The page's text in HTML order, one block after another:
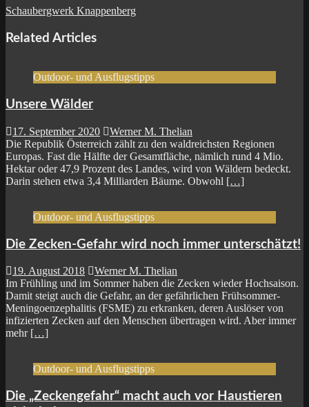
Schaubergwerk Knappenberg
Related Articles
Outdoor- und Ausflugstipps
Unsere Wälder
17. September 2020
Werner M. Thelian
Die Republik Österreich zählt zu den waldreichsten Regionen
Europas. Fast die Hälfte der Gesamtfläche, nämlich rund 4 Mio.
Hektar oder 47,9 Prozent des Landes, wird von Wäldern bedeckt.
Darin stehen etwa 3,4 Milliarden Bäume. Obwohl […]
Outdoor- und Ausflugstipps
Die Zecken-Gefahr wird noch immer unterschätzt!
19. August 2018
Werner M. Thelian
Im Frühling und im Sommer haben die Zecken wieder Hochsaison.
Damit steigt auch die Gefahr, an der gefährlichen Frühsommer-
Meningoenzephalitis (FSME) zu erkranken, deren Auslöser von
infizierten Zecken auf den Menschen übertragen wird. Aber immer
mehr […]
Outdoor- und Ausflugstipps
Die „Zeckengefahr“ macht auch vor Haustieren